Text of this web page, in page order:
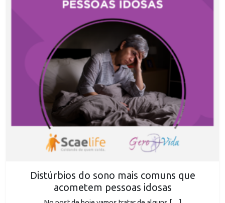
Distúrbios do sono mais comuns que
acometem pessoas idosas